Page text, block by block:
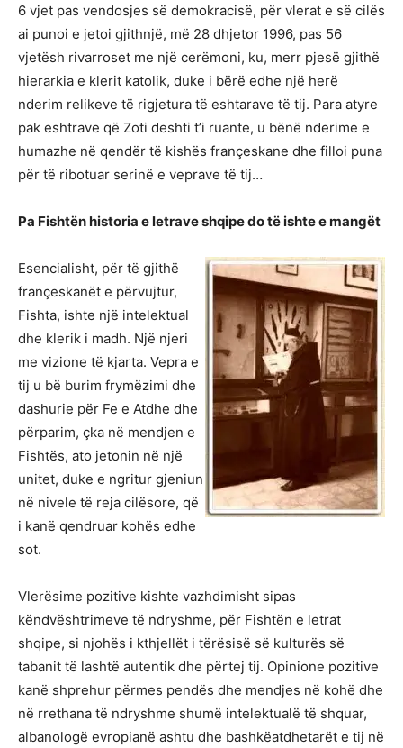
6 vjet pas vendosjes së demokracisë, për vlerat e së cilës
ai punoi e jetoi gjithnjë, më 28 dhjetor 1996, pas 56
vjetësh rivarroset me një cerëmoni, ku, merr pjesë gjithë
hierarkia e klerit katolik, duke i bërë edhe një herë
nderim relikeve të rigjetura të eshtarave të tij. Para atyre
pak eshtrave që Zoti deshti t’i ruante, u bënë nderime e
humazhe në qendër të kishës françeskane dhe filloi puna
për të ribotuar serinë e veprave të tij…
Pa Fishtën historia e letrave shqipe do të ishte e mangët
Esencialisht, për të gjithë
françeskanët e përvujtur,
Fishta, ishte një intelektual
dhe klerik i madh. Një njeri
me vizione të kjarta. Vepra e
tij u bë burim frymëzimi dhe
dashurie për Fe e Atdhe dhe
përparim, çka në mendjen e
Fishtës, ato jetonin në një
unitet, duke e ngritur gjeniun
në nivele të reja cilësore, që
i kanë qendruar kohës edhe
sot.
Vlerësime pozitive kishte vazhdimisht sipas
këndvështrimeve të ndryshme, për Fishtën e letrat
shqipe, si njohës i kthjellët i tërësisë së kulturës së
tabanit të lashtë autentik dhe përtej tij. Opinione pozitive
kanë shprehur përmes pendës dhe mendjes në kohë dhe
në rrethana të ndryshme shumë intelektualë të shquar,
albanologë evropianë ashtu dhe bashkëatdhetarët e tij në